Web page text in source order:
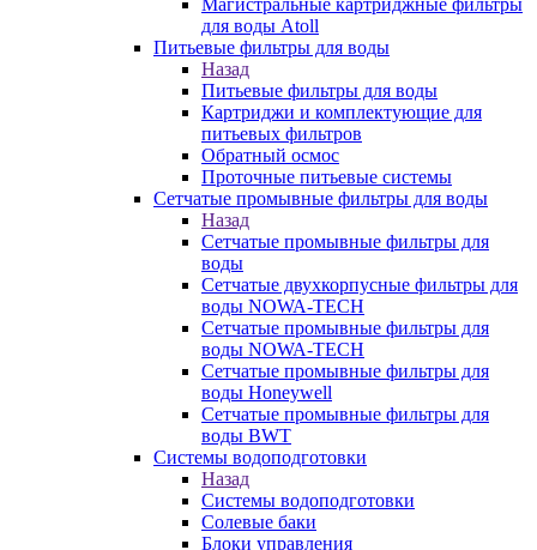
Магистральные картриджные фильтры
для воды Atoll
Питьевые фильтры для воды
Назад
Питьевые фильтры для воды
Картриджи и комплектующие для
питьевых фильтров
Обратный осмос
Проточные питьевые системы
Сетчатые промывные фильтры для воды
Назад
Сетчатые промывные фильтры для
воды
Сетчатые двухкорпусные фильтры для
воды NOWA-TECH
Сетчатые промывные фильтры для
воды NOWA-TECH
Сетчатые промывные фильтры для
воды Honeywell
Сетчатые промывные фильтры для
воды BWT
Системы водоподготовки
Назад
Системы водоподготовки
Солевые баки
Блоки управления